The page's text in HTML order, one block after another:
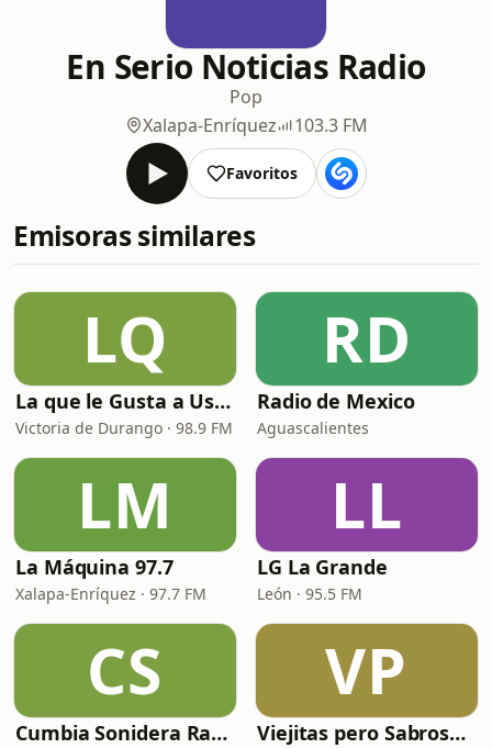
En Serio Noticias Radio
Pop
Xalapa-Enríquez
103.3 FM
Favoritos
Emisoras similares
LQ
La que le Gusta a Usted
Victoria de Durango · 98.9 FM
RD
Radio de Mexico
Aguascalientes
LM
La Máquina 97.7
Xalapa-Enríquez · 97.7 FM
LL
LG La Grande
León · 95.5 FM
CS
Cumbia Sonidera Radio
VP
Viejitas pero Sabrosas Radio